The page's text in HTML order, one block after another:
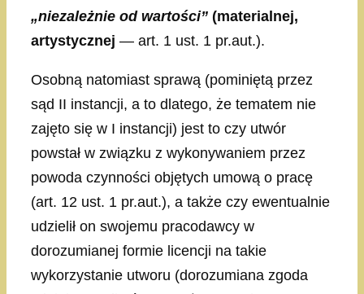
„niezależnie od wartości” (materialnej,
artystycznej — art. 1 ust. 1 pr.aut.).
Osobną natomiast sprawą (pominiętą przez
sąd II instancji, a to dlatego, że tematem nie
zajęto się w I instancji) jest to czy utwór
powstał w związku z wykonywaniem przez
powoda czynności objętych umową o pracę
(art. 12 ust. 1 pr.aut.), a także czy ewentualnie
udzielił on swojemu pracodawcy w
dorozumianej formie licencji na takie
wykorzystanie utworu (dorozumiana zgoda